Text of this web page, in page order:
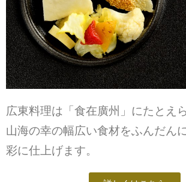
広東料理は「食在廣州」にたとえ
山海の幸の幅広い食材をふんだん
彩に仕上げます。